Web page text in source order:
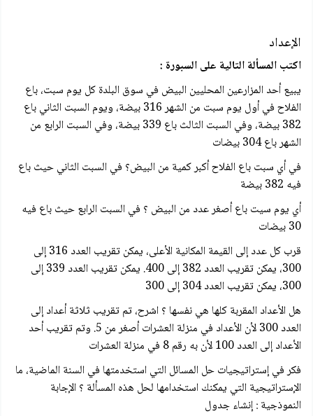
الإعداد
اكتب المسألة التالية على السبورة :
يبيع أحد المزارعين المحليين البيض في سوق البلدة كل يوم سبت، باع
الفلاح في أول يوم سبت من الشهر 316 بيضة، ويوم السبت الثاني باع
382 بيضة، وفي السبت الثالث باع 339 بيضة، وفي السبت الرابع من
الشهر باع 304 بيضات
في أي سبت باع الفلاح أكبر كمية من البيض؟ في السبت الثاني حيث باع
فيه 382 بيضة
أي يوم سیت باع أصغر عدد من البيض ؟ في السبت الرابع حيث باع فيه
30 بيضات
قرب كل عدد إلى القيمة المكانية الأعلى، يمكن تقريب العدد 316 إلى
300، يمكن تقريب العدد 382 إلى 400. يمكن تقريب العدد 339 إلى
300، يمكن تقريب العدد 304 إلى 300
هل الأعداد المقربة كلها هي نفسها ؟ اشرح، تم تقريب ثلاثة أعداد إلى
العدد 300 لأن الأعداد في منزلة العشرات أصغر من 5. وتم تقريب أحد
الأعداد إلى العدد 100 لأن به رقم 8 في منزلة العشرات
فكر في إستراتيجيات حل المسائل التي استخدمتها في السنة الماضية، ما
الإستراتيجية التي يمكنك استخدامها لحل هذه المسألة ؟ الإجابة
النموذجية : إنشاء جدول